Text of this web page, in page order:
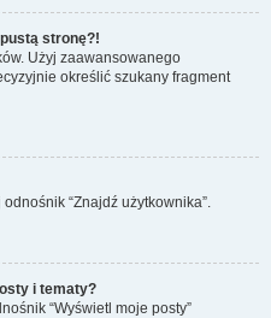
stronę?!
Użyj zaawansowanego
określić szukany fragment
“Znajdź użytkownika”.
i tematy?
“Wyświetl moje posty”